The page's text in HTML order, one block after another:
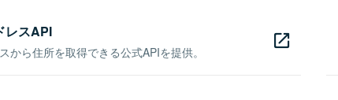
レスAPI
から住所を取得できる公式APIを提供。